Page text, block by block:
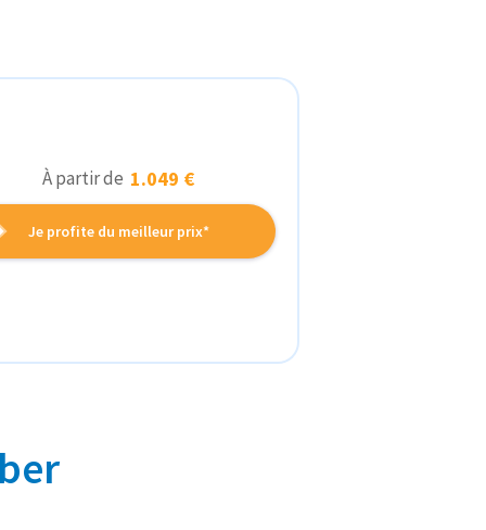
À partir de 1.049 €
Je profite du meilleur prix*